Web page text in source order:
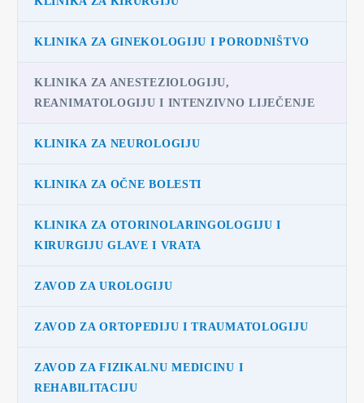
KLINIKA ZA GINEKOLOGIJU I PORODNIŠTVO
KLINIKA ZA ANESTEZIOLOGIJU,
REANIMATOLOGIJU I INTENZIVNO LIJEČENJE
KLINIKA ZA NEUROLOGIJU
KLINIKA ZA OČNE BOLESTI
KLINIKA ZA OTORINOLARINGOLOGIJU I
KIRURGIJU GLAVE I VRATA
ZAVOD ZA UROLOGIJU
ZAVOD ZA ORTOPEDIJU I TRAUMATOLOGIJU
ZAVOD ZA FIZIKALNU MEDICINU I
REHABILITACIJU